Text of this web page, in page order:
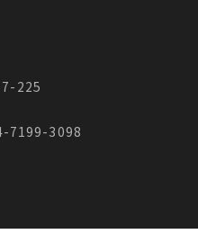
225
7199-3098